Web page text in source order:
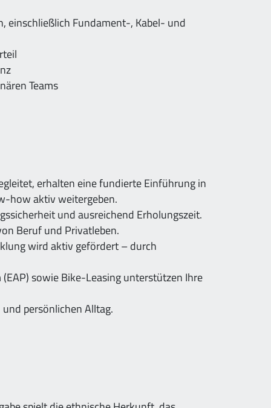
einschließlich Fundament-, Kabel- und
Teams
erhalten eine fundierte Einführung in
how aktiv weitergeben.
und ausreichend Erholungszeit.
Beruf und Privatleben.
wird aktiv gefördert – durch
sowie Bike-Leasing unterstützen Ihre
persönlichen Alltag.